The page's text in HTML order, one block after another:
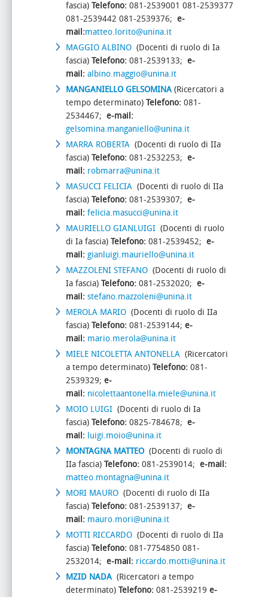
fascia) Telefono: 081-2539001 081-2539377
081-2539442 081-2539376; e-
mail:matteo.lorito@unina.it
MAGGIO ALBINO (Docenti di ruolo di Ia
fascia) Telefono: 081-2539133; e-
mail: albino.maggio@unina.it
MANGANIELLO GELSOMINA (Ricercatori a
tempo determinato) Telefono: 081-
2534467; e-mail:
gelsomina.manganiello@unina.it
MARRA ROBERTA (Docenti di ruolo di IIa
fascia) Telefono: 081-2532253; e-
mail: robmarra@unina.it
MASUCCI FELICIA (Docenti di ruolo di IIa
fascia) Telefono: 081-2539307; e-
mail: felicia.masucci@unina.it
MAURIELLO GIANLUIGI (Docenti di ruolo
di Ia fascia) Telefono: 081-2539452; e-
mail: gianluigi.mauriello@unina.it
MAZZOLENI STEFANO (Docenti di ruolo di
Ia fascia) Telefono: 081-2532020; e-
mail: stefano.mazzoleni@unina.it
MEROLA MARIO (Docenti di ruolo di IIa
fascia) Telefono: 081-2539144; e-
mail: mario.merola@unina.it
MIELE NICOLETTA ANTONELLA (Ricercatori
a tempo determinato) Telefono: 081-
2539329; e-
mail: nicolettaantonella.miele@unina.it
MOIO LUIGI (Docenti di ruolo di Ia
fascia) Telefono: 0825-784678; e-
mail: luigi.moio@unina.it
MONTAGNA MATTEO (Docenti di ruolo di
IIa fascia) Telefono: 081-2539014; e-mail:
matteo.montagna@unina.it
MORI MAURO (Docenti di ruolo di IIa
fascia) Telefono: 081-2539137; e-
mail: mauro.mori@unina.it
MOTTI RICCARDO (Docenti di ruolo di IIa
fascia) Telefono: 081-7754850 081-
2532014; e-mail: riccardo.motti@unina.it
MZID NADA (Ricercatori a tempo
determinato) Telefono: 081-2539219 e-